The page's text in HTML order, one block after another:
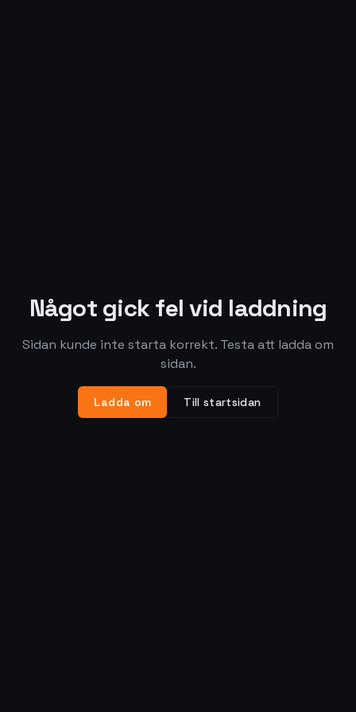
Något gick fel vid laddning
Sidan kunde inte starta korrekt. Testa att ladda om
sidan.
Ladda om Till startsidan